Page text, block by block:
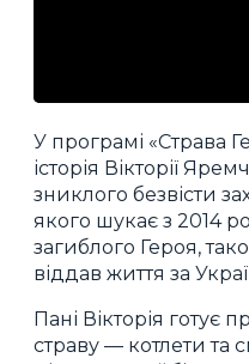
У програмі «Страва
історія Вікторії
зниклого безвісти
якого шукає з 2014
загиблого Героя,
віддав життя за
Пані Вікторія готує
страву — котлети та